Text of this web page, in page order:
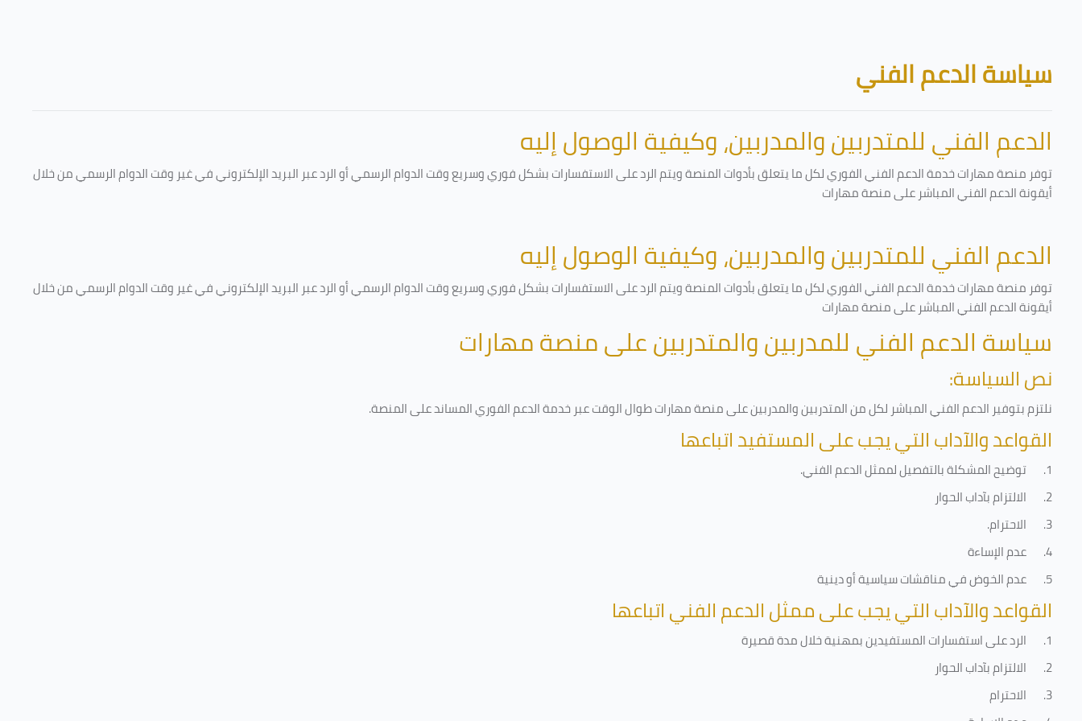
الكتل
سياسة الدعم الفني
الدعم الفني للمتدربين والمدربين، وكيفية الوصول إليه
توفر منصة مهارات خدمة الدعم الفني الفوري لكل ما يتعلق بأدوات المنصة ويتم الرد على الاستفسارات بشكل فوري وسريع وقت الدوام الرسمي أو الرد عبر البريد الإلكتروني في غير وقت الدوام الرسمي من خلال
أيقونة الدعم الفني المباشر على منصة مهارات
الدعم الفني للمتدربين والمدربين، وكيفية الوصول إليه
توفر منصة مهارات خدمة الدعم الفني الفوري لكل ما يتعلق بأدوات المنصة ويتم الرد على الاستفسارات بشكل فوري وسريع وقت الدوام الرسمي أو الرد عبر البريد الإلكتروني في غير وقت الدوام الرسمي من خلال
أيقونة الدعم الفني المباشر على منصة مهارات
سياسة الدعم الفني للمدربين والمتدربين على منصة مهارات
نص السياسة:
نلتزم بتوفير الدعم الفني المباشر لكل من المتدربين والمدربين على منصة مهارات طوال الوقت عبر خدمة الدعم الفوري المساند على المنصة.
القواعد والآداب التي يجب على المستفيد اتباعها
1. توضيح المشكلة بالتفصيل لممثل الدعم الفني.
2.
الالتزام بآداب الحوار
3.
الاحترام.
4.
عدم الإساءة
5.
عدم الخوض في مناقشات سياسية أو دينية
القواعد والآداب التي يجب على ممثل الدعم الفني اتباعها
1.
الرد على استفسارات المستفيدين بمهنية خلال مدة قصيرة
2.
الالتزام بآداب الحوار
3.
الاحترام